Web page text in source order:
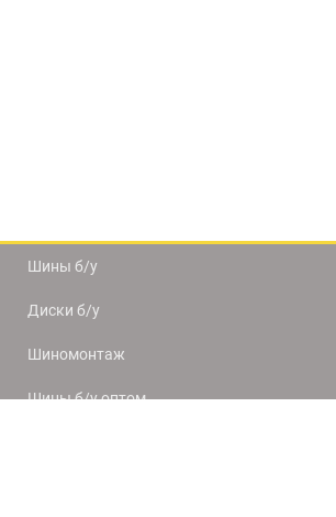
Шины б/у
Диски б/у
Шиномонтаж
Шины б/у оптом